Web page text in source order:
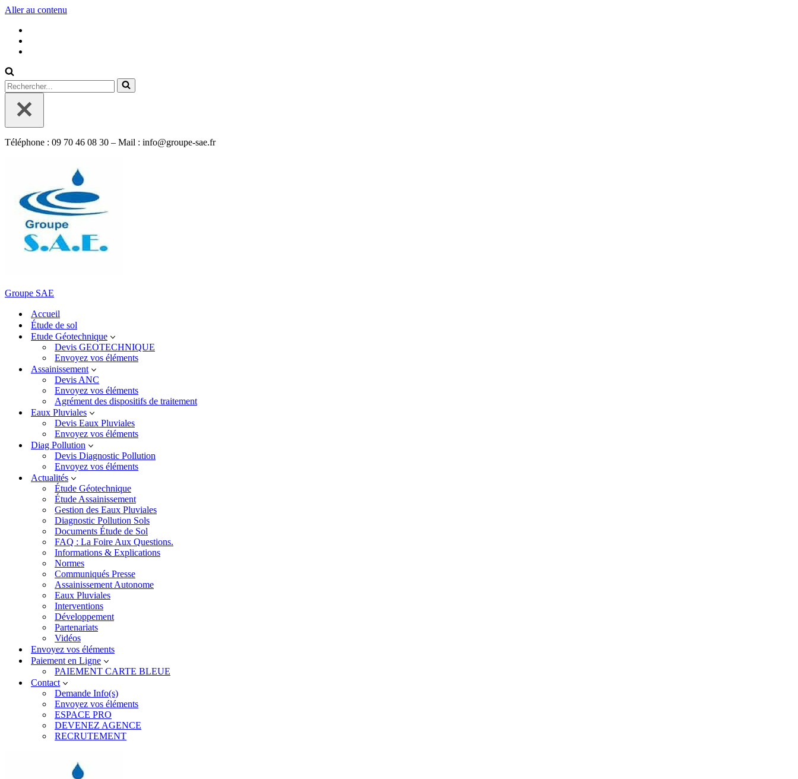
Aller au contenu
Rechercher...
Téléphone : 09 70 46 08 30 – Mail : info@groupe-sae.fr
Groupe SAE
Accueil
Étude de sol
Etude Géotechnique
Devis GEOTECHNIQUE
Envoyez vos éléments
Assainissement
Devis ANC
Envoyez vos éléments
Agrément des dispositifs de traitement
Eaux Pluviales
Devis Eaux Pluviales
Envoyez vos éléments
Diag Pollution
Devis Diagnostic Pollution
Envoyez vos éléments
Actualités
Étude Géotechnique
Étude Assainissement
Gestion des Eaux Pluviales
Diagnostic Pollution Sols
Documents Étude de Sol
FAQ : La Foire Aux Questions.
Informations & Explications
Normes
Communiqués Presse
Assainissement Autonome
Eaux Pluviales
Interventions
Développement
Partenariats
Vidéos
Envoyez vos éléments
Paiement en Ligne
PAIEMENT CARTE BLEUE
Contact
Demande Info(s)
Envoyez vos éléments
ESPACE PRO
DEVENEZ AGENCE
RECRUTEMENT